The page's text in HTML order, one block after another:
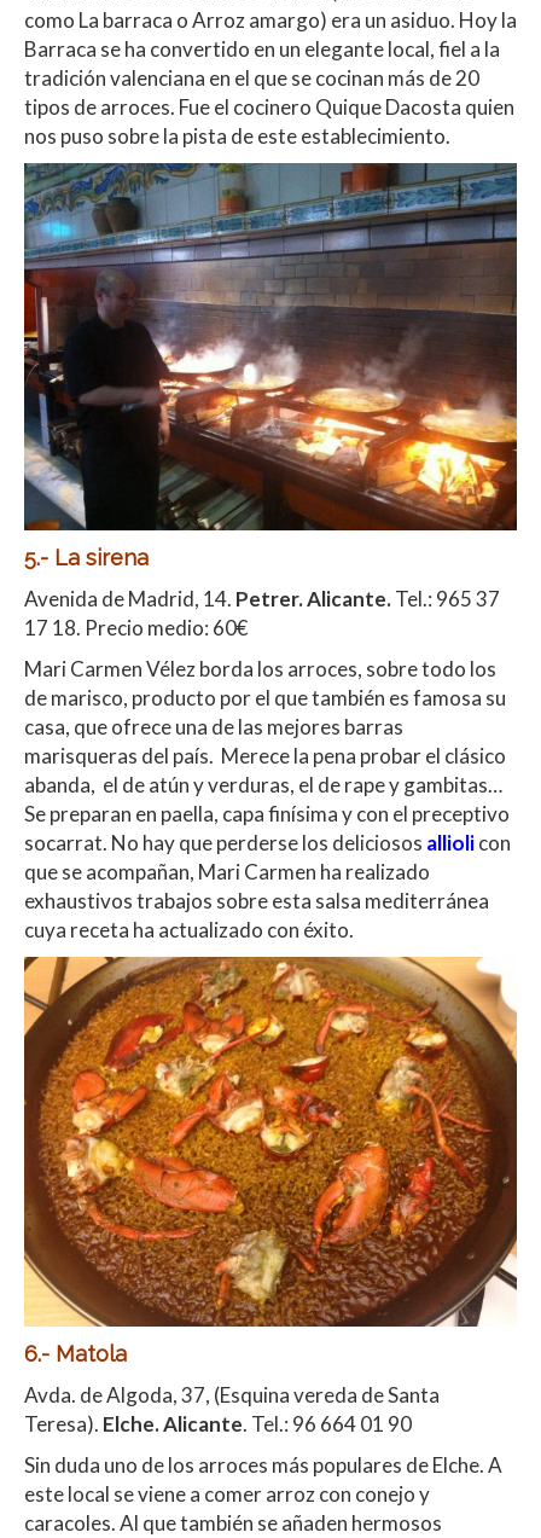
como La barraca o Arroz amargo) era un asiduo. Hoy la
Barraca se ha convertido en un elegante local, fiel a la
tradición valenciana en el que se cocinan más de 20
tipos de arroces. Fue el cocinero Quique Dacosta quien
nos puso sobre la pista de este establecimiento.
5.- La sirena
Avenida de Madrid, 14. Petrer. Alicante.Tel.: 965 37
17 18. Precio medio: 60€
Mari Carmen Vélez borda los arroces, sobre todo los
de marisco, producto por el que también es famosa su
casa, que ofrece una de las mejores barras
marisqueras del país. Merece la pena probar el clásico
abanda, el de atún y verduras, el de rape y gambitas…
Se preparan en paella, capa finísima y con el preceptivo
socarrat. No hay que perderse los deliciosos alliolicon
que se acompañan, Mari Carmen ha realizado
exhaustivos trabajos sobre esta salsa mediterránea
cuya receta ha actualizado con éxito.
6.- Matola
Avda. de Algoda, 37, (Esquina vereda de Santa
Teresa). Elche. Alicante. Tel.: 96 664 01 90
Sin duda uno de los arroces más populares de Elche. A
este local se viene a comer arroz con conejo y
caracoles. Al que también se añaden hermosos